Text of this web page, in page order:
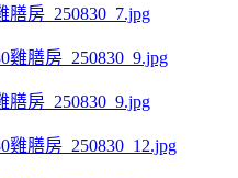
房_250830_7.jpg
房_250830_9.jpg